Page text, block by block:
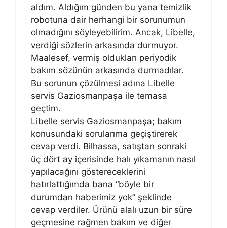
aldım. Aldığım günden bu yana temizlik
robotuna dair herhangi bir sorunumun
olmadığını söyleyebilirim. Ancak, Libelle,
verdiği sözlerin arkasında durmuyor.
Maalesef, vermiş oldukları periyodik
bakım sözünün arkasında durmadılar.
Bu sorunun çözülmesi adına Libelle
servis Gaziosmanpaşa ile temasa
geçtim.
Libelle servis Gaziosmanpaşa; bakım
konusundaki sorularıma geçiştirerek
cevap verdi. Bilhassa, satıştan sonraki
üç dört ay içerisinde halı yıkamanın nasıl
yapılacağını göstereceklerini
hatırlattığımda bana “böyle bir
durumdan haberimiz yok” şeklinde
cevap verdiler. Ürünü alalı uzun bir süre
geçmesine rağmen bakım ve diğer